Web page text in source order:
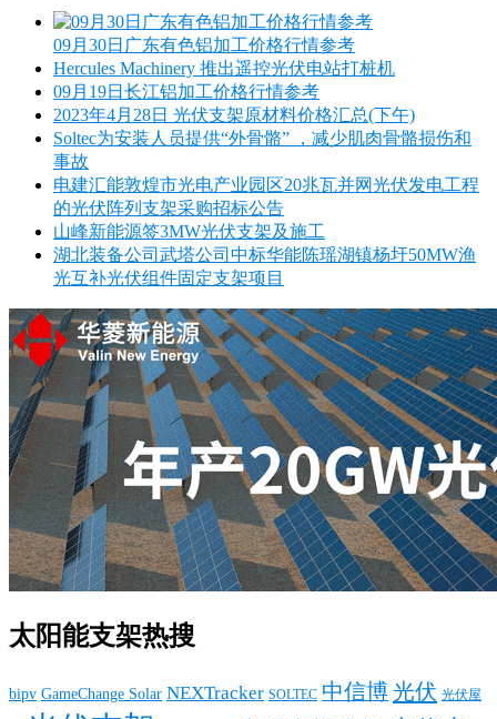
09月30日广东有色铝加工价格行情参考
Hercules Machinery 推出遥控光伏电站打桩机
09月19日长江铝加工价格行情参考
2023年4月28日 光伏支架原材料价格汇总(下午)
Soltec为安装人员提供“外骨骼” ，减少肌肉骨骼损伤和
事故
电建汇能敦煌市光电产业园区20兆瓦并网光伏发电工程
的光伏阵列支架采购招标公告
山峰新能源签3MW光伏支架及施工
湖北装备公司武塔公司中标华能陈瑶湖镇杨圩50MW渔
光互补光伏组件固定支架项目
太阳能支架热搜
bipv GameChange Solar NEXTracker SOLTEC 中信博光伏 光伏屋